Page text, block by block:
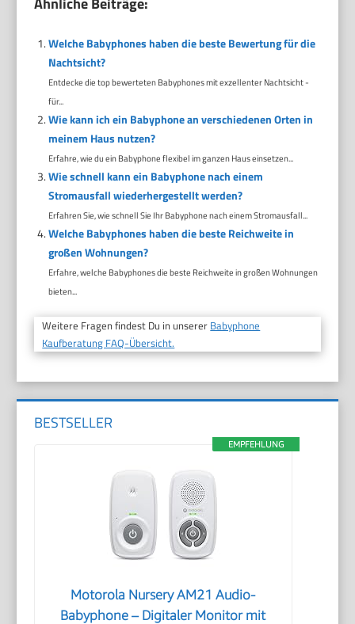
Welche Babyphones haben die beste Bewertung für die
Nachtsicht?
Entdecke die top bewerteten Babyphones mit exzellenter Nachtsicht -
für...
Wie kann ich ein Babyphone an verschiedenen Orten in
meinem Haus nutzen?
Erfahre, wie du ein Babyphone flexibel im ganzen Haus einsetzen...
Wie schnell kann ein Babyphone nach einem
Stromausfall wiederhergestellt werden?
Erfahren Sie, wie schnell Sie Ihr Babyphone nach einem Stromausfall...
Welche Babyphones haben die beste Reichweite in
großen Wohnungen?
Erfahre, welche Babyphones die beste Reichweite in großen Wohnungen
bieten...
Weitere Fragen findest Du in unserer Babyphone
Kaufberatung FAQ-Übersicht.
BESTSELLER
EMPFEHLUNG
Motorola Nursery AM21 Audio-
Babyphone – Digitaler Monitor mit